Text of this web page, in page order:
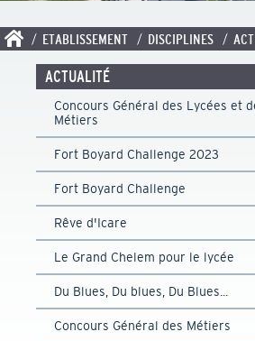
/ ETABLISSEMENT / DISCIPLINES /
ACTUALITÉ
Concours Général des Lycées et
Métiers
Fort Boyard Challenge 2023
Fort Boyard Challenge
Rêve d'Icare
Le Grand Chelem pour le lycée
Du Blues, Du blues, Du Blues...
Concours Général des Métiers